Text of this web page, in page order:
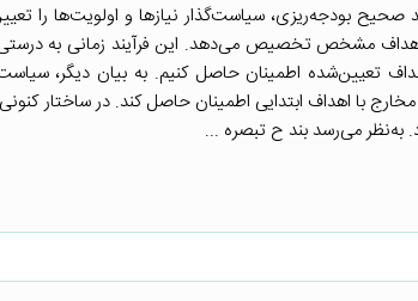
صحیح بودجه‌ریزی، سیاست‌گذار نیازها و اولویت‌ها را
مشخص تخصیص می‌دهد. این فرآیند زمانی به درستی
تعیین‌شده اطمینان حاصل کنیم. به بیان دیگر،
با اهداف ابتدایی اطمینان حاصل کند. در ساختار کنونی
به‌نظر می‌رسد بند ح تبصره ...